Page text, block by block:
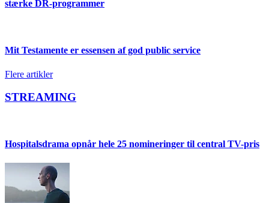
stærke DR-programmer
Mit Testamente er essensen af god public service
Flere artikler
STREAMING
Hospitalsdrama opnår hele 25 nomineringer til central TV-pris